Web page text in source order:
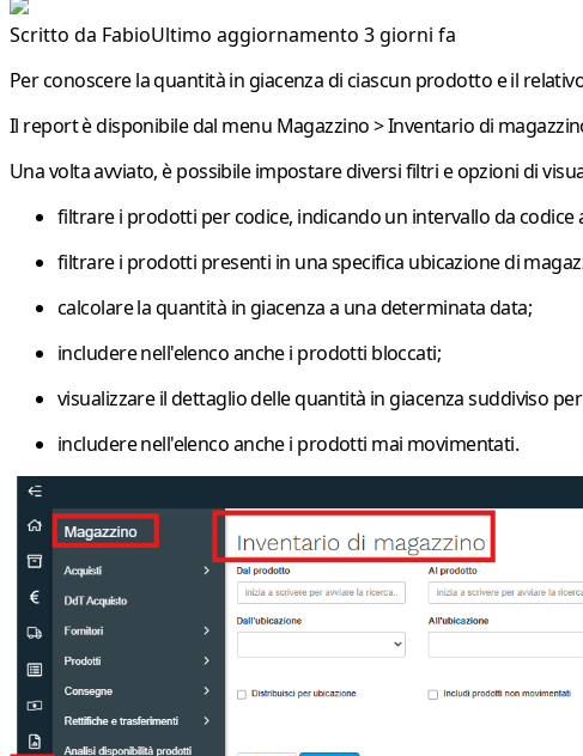
Scritto da FabioUltimo aggiornamento 3 giorni fa
Per conoscere la quantità in giacenza di ciascun prodotto e il
Il report è disponibile dal menu Magazzino > Inventario di
Una volta avviato, è possibile impostare diversi filtri e opzioni di
filtrare i prodotti per codice, indicando un intervallo da
filtrare i prodotti presenti in una specifica ubicazione di
calcolare la quantità in giacenza a una determinata data;
includere nell'elenco anche i prodotti bloccati;
visualizzare il dettaglio delle quantità in giacenza suddiviso
includere nell'elenco anche i prodotti mai movimentati.